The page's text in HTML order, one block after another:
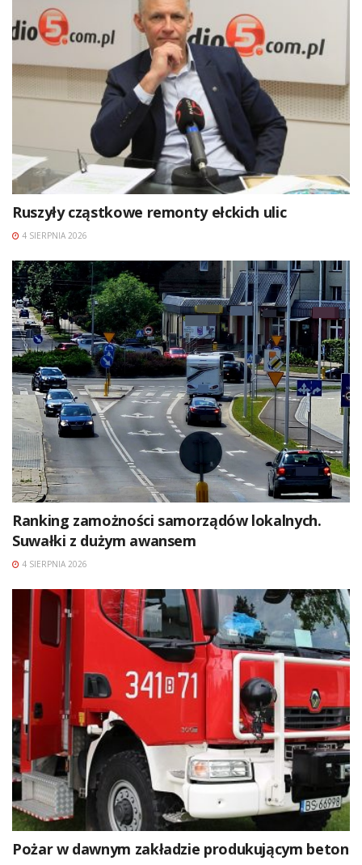
Ruszyły cząstkowe remonty ełckich ulic
4 SIERPNIA 2026
Ranking zamożności samorządów lokalnych.
Suwałki z dużym awansem
4 SIERPNIA 2026
Pożar w dawnym zakładzie produkującym beton